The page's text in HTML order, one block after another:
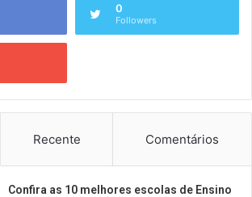
0
Followers
Recente Comentários
Confira as 10 melhores escolas de Ensino